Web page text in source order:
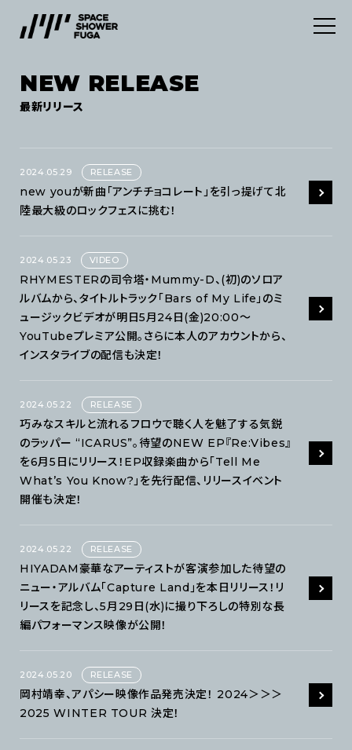
SERVICES
マーケティングサービス
INFORMATION
NEW RELEASE
JOB
利用規約
プライバシーポリシー
NEW RELEASE
最新リリース
2024.05.29 RELEASE
new youが新曲「アンチチョコレート」を引っ提げて北
陸最大級のロックフェスに挑む！
2024.05.23 VIDEO
RHYMESTERの司令塔・Mummy-D、(初)のソロア
ルバムから、タイトルトラック「Bars of My Life」のミ
ュージックビデオが明日5月24日(金)20:00～
YouTubeプレミア公開。さらに本人のアカウントから、
インスタライブの配信も決定！
2024.05.22 RELEASE
巧みなスキルと流れるフロウで聴く人を魅了する気鋭
のラッパー “ICARUS”。待望のNEW EP『Re:Vibes』
を6月5日にリリース！EP収録楽曲から「Tell Me
What’s You Know?」を先行配信、リリースイベント
開催も決定！
2024.05.22 RELEASE
HIYADAM豪華なアーティストが客演参加した待望の
ニュー・アルバム｢Capture Land｣を本日リリース！リ
リースを記念し、5月29日(水)に撮り下ろしの特別な長
編パフォーマンス映像が公開！
2024.05.20 RELEASE
岡村靖幸、アパシー映像作品発売決定！ 2024＞＞＞
2025 WINTER TOUR 決定！